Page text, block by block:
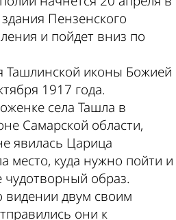
Пензенского
и пойдет вниз по
Ташлинской иконы Божией
1917 года.
села Ташла в
Самарской области,
явилась Царица
место, куда нужно пойти и
чудотворный образ.
видении двум своим
они к